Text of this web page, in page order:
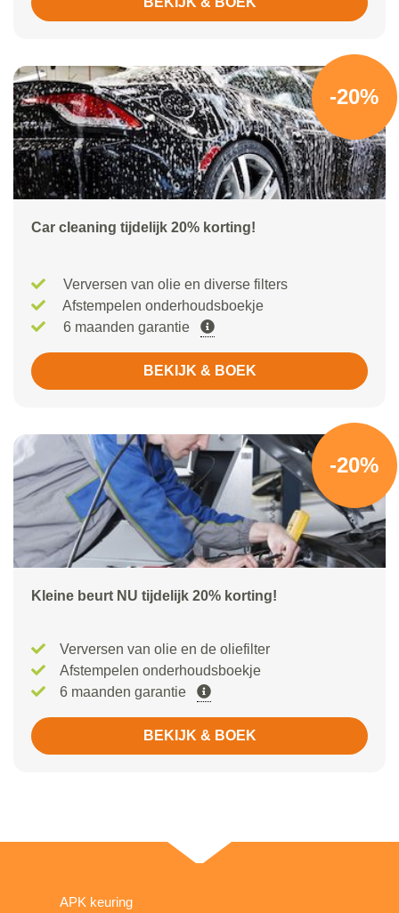
-20%
Car cleaning tijdelijk 20% korting!
Verversen van olie en diverse filters
Afstempelen onderhoudsboekje
6 maanden garantie
BEKIJK & BOEK
-20%
Kleine beurt NU tijdelijk 20% korting!
Verversen van olie en de oliefilter
Afstempelen onderhoudsboekje
6 maanden garantie
BEKIJK & BOEK
APK keuring